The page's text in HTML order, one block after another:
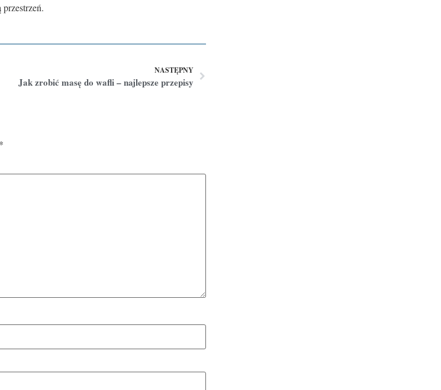
NASTĘPNY
Jak zrobić masę do wafli – najlepsze przepisy
*